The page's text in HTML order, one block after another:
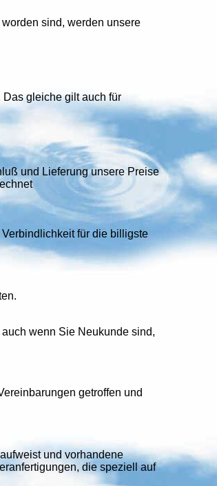
sind, werden unsere
gleiche gilt auch für
und Lieferung unsere Preise
für die billigste
wenn Sie Neukunde sind,
getroffen und
und vorhandene
die speziell auf